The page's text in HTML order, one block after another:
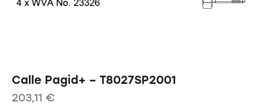
Calle Pagid+ – T8027SP2001
203,11 €